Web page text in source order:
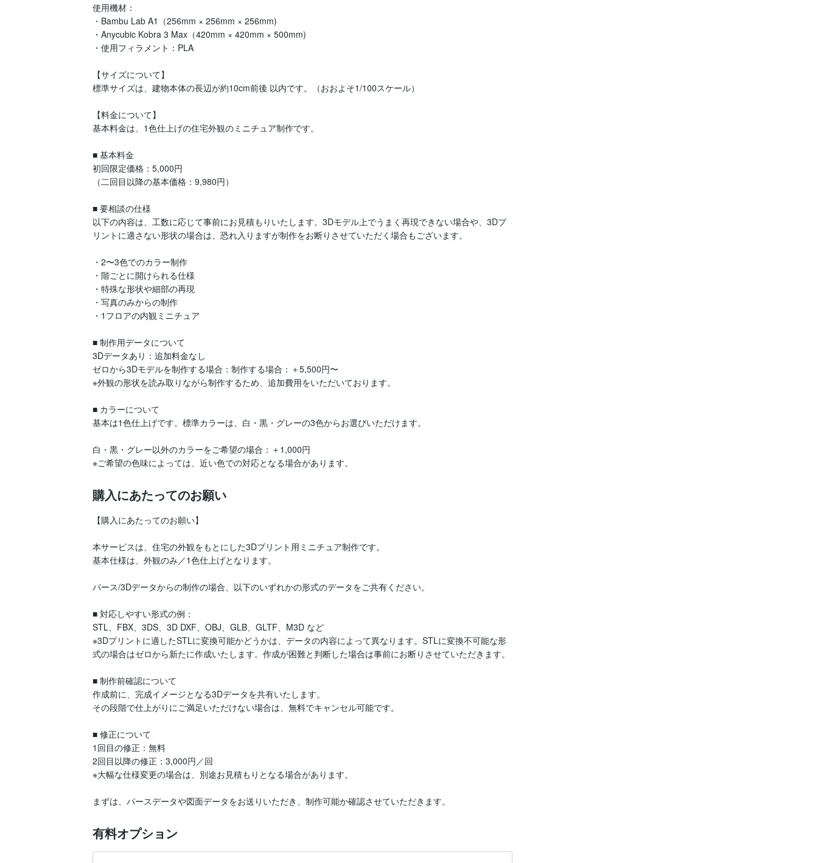
使用機材：
・Bambu Lab A1（256mm × 256mm × 256mm)
・Anycubic Kobra 3 Max（420mm × 420mm × 500mm)
・使用フィラメント：PLA
【サイズについて】
標準サイズは、建物本体の長辺が約10cm前後 以内です。（おおよそ1/100スケール）
【料金について】
基本料金は、1色仕上げの住宅外観のミニチュア制作です。
■ 基本料金
初回限定価格：5,000円
（二回目以降の基本価格：9,980円）
■ 要相談の仕様
以下の内容は、工数に応じて事前にお見積もりいたします。3Dモデル上でうまく再現できない場合や、3Dプ
リントに適さない形状の場合は、恐れ入りますが制作をお断りさせていただく場合もございます。
・2〜3色でのカラー制作
・階ごとに開けられる仕様
・特殊な形状や細部の再現
・写真のみからの制作
・1フロアの内観ミニチュア
■ 制作用データについて
3Dデータあり：追加料金なし
ゼロから3Dモデルを制作する場合：制作する場合：＋5,500円〜
※外観の形状を読み取りながら制作するため、追加費用をいただいております。
■ カラーについて
基本は1色仕上げです。標準カラーは、白・黒・グレーの3色からお選びいただけます。
白・黒・グレー以外のカラーをご希望の場合：＋1,000円
※ご希望の色味によっては、近い色での対応となる場合があります。
購入にあたってのお願い
【購入にあたってのお願い】
本サービスは、住宅の外観をもとにした3Dプリント用ミニチュア制作です。
基本仕様は、外観のみ／1色仕上げとなります。
パース/3Dデータからの制作の場合、以下のいずれかの形式のデータをご共有ください。
■ 対応しやすい形式の例：
STL、FBX、3DS、3D DXF、OBJ、GLB、GLTF、M3D など
※3Dプリントに適したSTLに変換可能かどうかは、データの内容によって異なります。STLに変換不可能な形
式の場合はゼロから新たに作成いたします。作成が困難と判断した場合は事前にお断りさせていただきます。
■ 制作前確認について
作成前に、完成イメージとなる3Dデータを共有いたします。
その段階で仕上がりにご満足いただけない場合は、無料でキャンセル可能です。
■ 修正について
1回目の修正：無料
2回目以降の修正：3,000円／回
※大幅な仕様変更の場合は、別途お見積もりとなる場合があります。
まずは、パースデータや図面データをお送りいただき、制作可能か確認させていただきます。
有料オプション